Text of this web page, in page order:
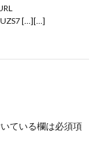
[…][…]
ている欄は必須項